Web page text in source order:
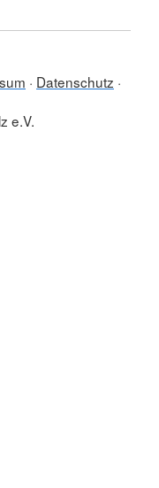
Datenschutz
e.V.